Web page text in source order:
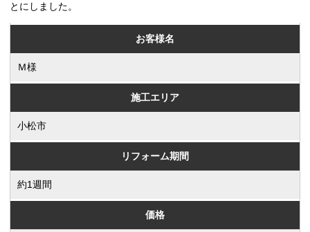
とにしました。
お客様名
Ｍ様
施工エリア
小松市
リフォーム期間
約1週間
価格